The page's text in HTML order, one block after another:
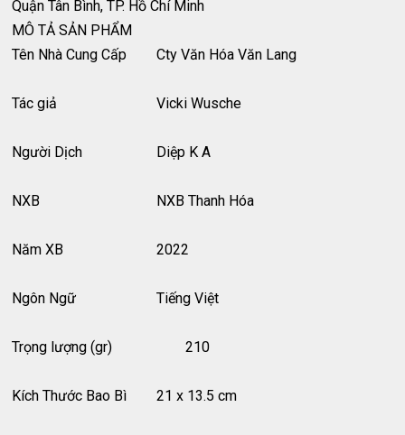
Quận Tân Bình, TP. Hồ Chí Minh
MÔ TẢ SẢN PHẨM
Tên Nhà Cung Cấp
Cty Văn Hóa Văn Lang
Tác giả Vicki Wusche
Người Dịch Diệp K A
NXB NXB Thanh Hóa
Năm XB 2022
Ngôn Ngữ Tiếng Việt
Trọng lượng (gr) 210
Kích Thước Bao Bì 21 x 13.5 cm